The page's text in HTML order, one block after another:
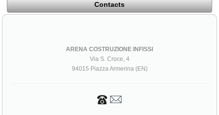
Contacts
ARENA COSTRUZIONE INFISSI
Via S. Croce, 4
94015 Piazza Armerina (EN)